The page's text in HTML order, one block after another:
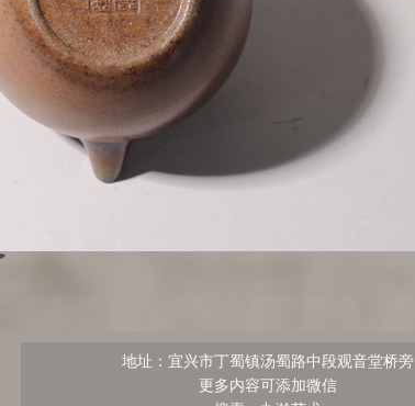
地址：宜兴市丁蜀镇汤蜀路中段观音堂桥旁
更多内容可添加微信